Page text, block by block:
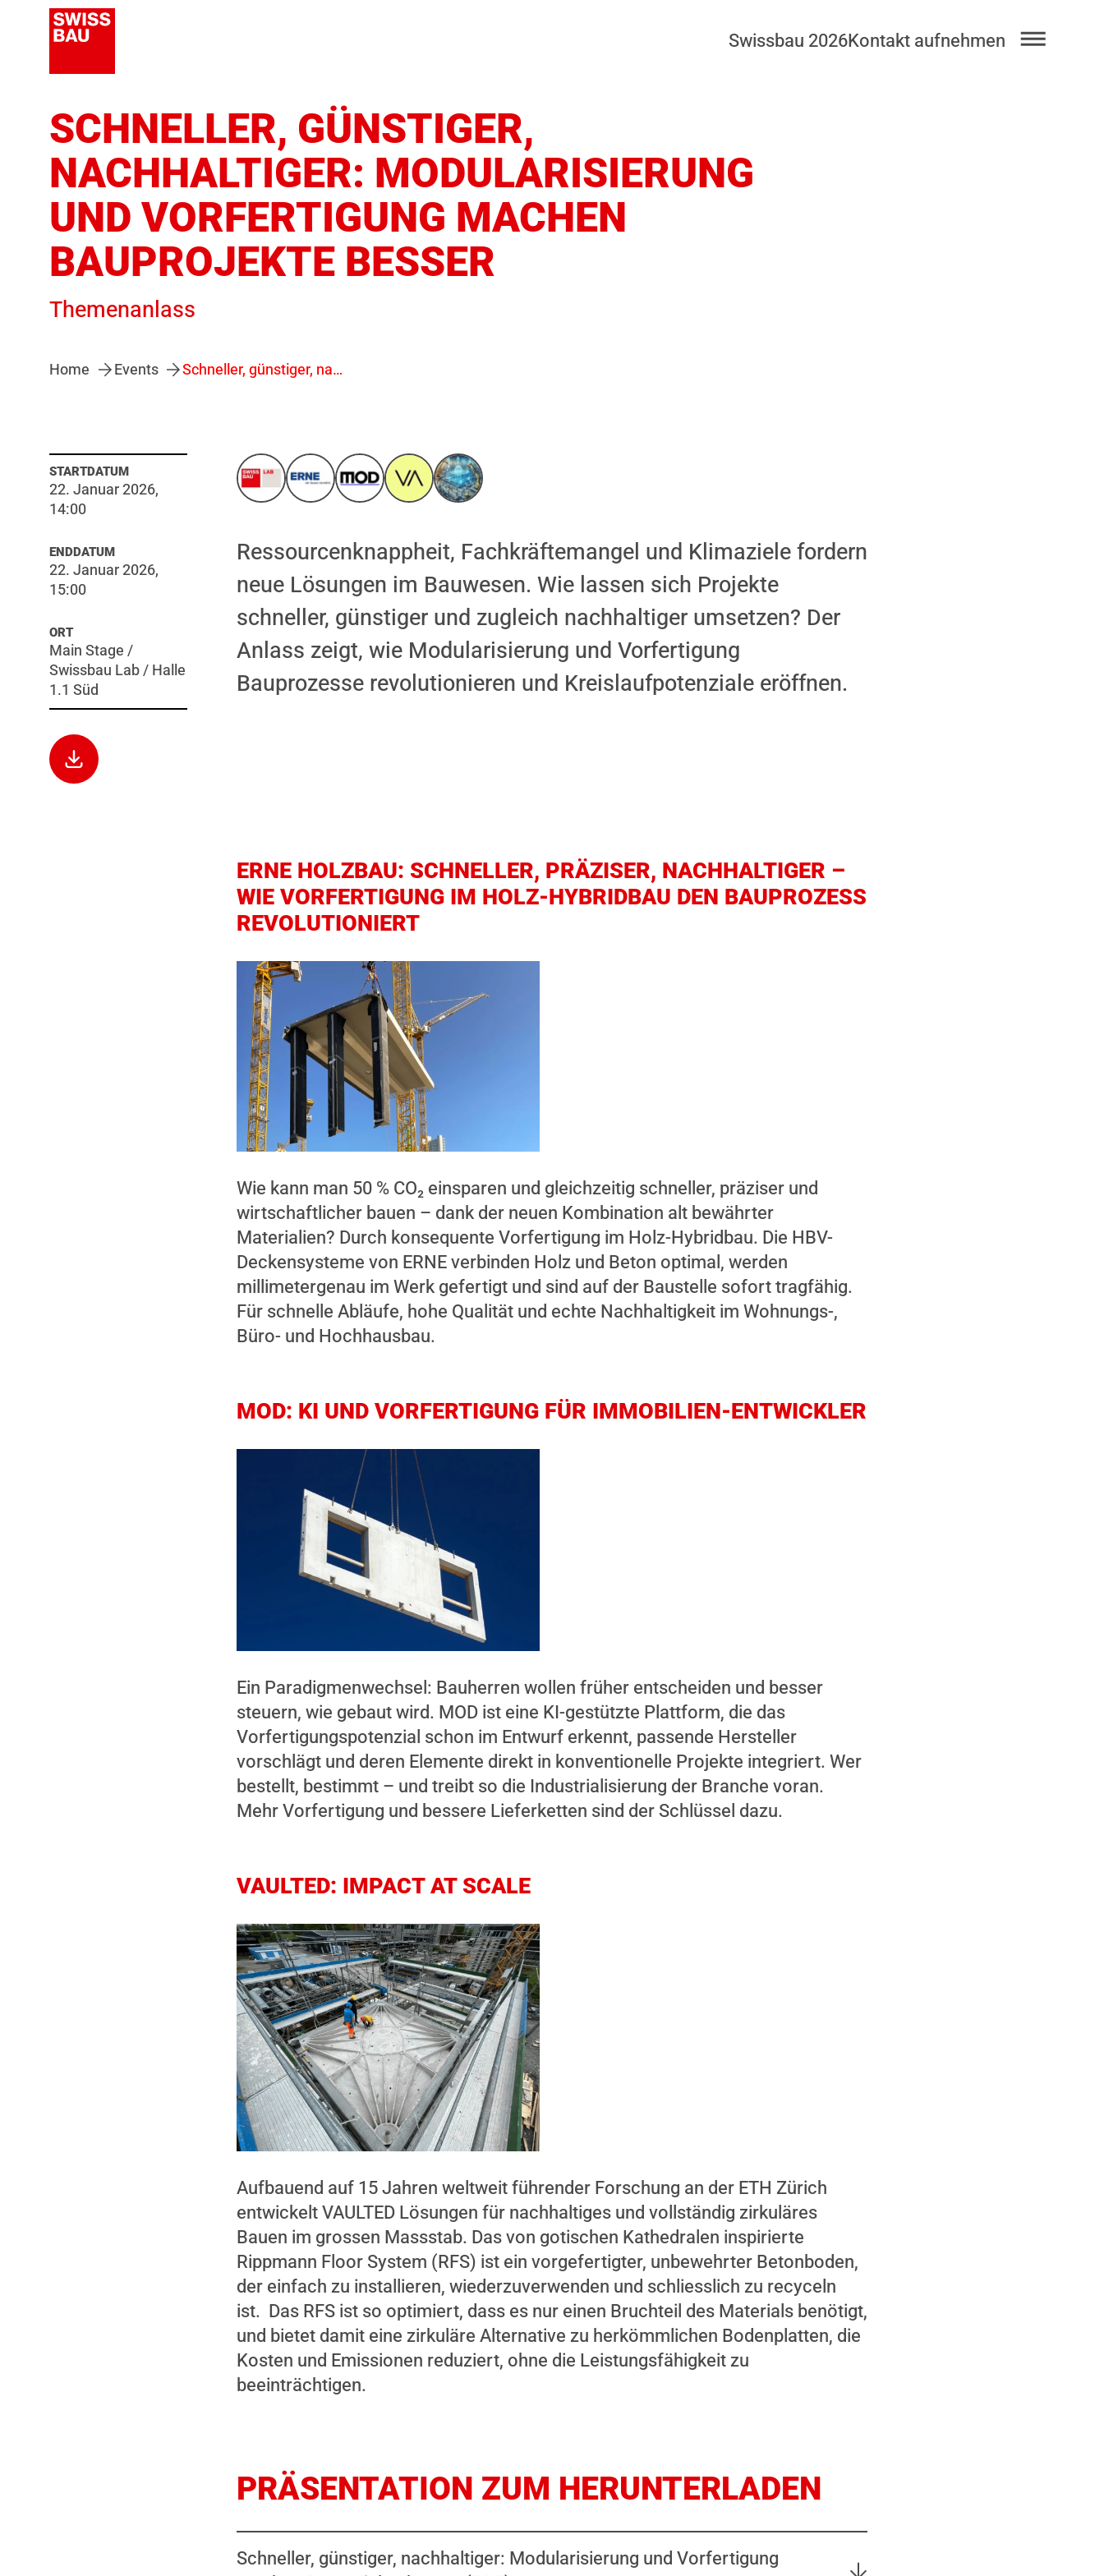
Swissbau 2026Kontakt aufnehmen
SCHNELLER, GÜNSTIGER,
NACHHALTIGER: MODULARISIERUNG
UND VORFERTIGUNG MACHEN
BAUPROJEKTE BESSER
Themenanlass
Home Events Schneller, günstiger, nachhaltiger: Modularisierung und Vorfertigung machen Bauprojekte besser
STARTDATUM
22. Januar 2026,
14:00
ENDDATUM
22. Januar 2026,
15:00
ORT
Main Stage /
Swissbau Lab / Halle
1.1 Süd
Ressourcenknappheit, Fachkräftemangel und Klimaziele fordern
neue Lösungen im Bauwesen. Wie lassen sich Projekte
schneller, günstiger und zugleich nachhaltiger umsetzen? Der
Anlass zeigt, wie Modularisierung und Vorfertigung
Bauprozesse revolutionieren und Kreislaufpotenziale eröffnen.
gegeben haben. Durch das Laden des Inhalts, akzeptieren Sie Marketing-
Cookies.
ERNE HOLZBAU: SCHNELLER, PRÄZISER, NACHHALTIGER –
WIE VORFERTIGUNG IM HOLZ-HYBRIDBAU DEN BAUPROZESS
REVOLUTIONIERT
Wie kann man 50 % CO₂ einsparen und gleichzeitig schneller, präziser und
wirtschaftlicher bauen – dank der neuen Kombination alt bewährter
Materialien? Durch konsequente Vorfertigung im Holz-Hybridbau. Die HBV-
Deckensysteme von ERNE verbinden Holz und Beton optimal, werden
millimetergenau im Werk gefertigt und sind auf der Baustelle sofort tragfähig.
Für schnelle Abläufe, hohe Qualität und echte Nachhaltigkeit im Wohnungs-,
Büro- und Hochhausbau.
MOD: KI UND VORFERTIGUNG FÜR IMMOBILIEN-ENTWICKLER
Ein Paradigmenwechsel: Bauherren wollen früher entscheiden und besser
steuern, wie gebaut wird. MOD ist eine KI-gestützte Plattform, die das
Vorfertigungspotenzial schon im Entwurf erkennt, passende Hersteller
vorschlägt und deren Elemente direkt in konventionelle Projekte integriert. Wer
bestellt, bestimmt – und treibt so die Industrialisierung der Branche voran.
Mehr Vorfertigung und bessere Lieferketten sind der Schlüssel dazu.
VAULTED: IMPACT AT SCALE
Aufbauend auf 15 Jahren weltweit führender Forschung an der ETH Zürich
entwickelt VAULTED Lösungen für nachhaltiges und vollständig zirkuläres
Bauen im grossen Massstab. Das von gotischen Kathedralen inspirierte
Rippmann Floor System (RFS) ist ein vorgefertigter, unbewehrter Betonboden,
der einfach zu installieren, wiederzuverwenden und schliesslich zu recyceln
ist. Das RFS ist so optimiert, dass es nur einen Bruchteil des Materials benötigt,
und bietet damit eine zirkuläre Alternative zu herkömmlichen Bodenplatten, die
Kosten und Emissionen reduziert, ohne die Leistungsfähigkeit zu
beeinträchtigen.
PRÄSENTATION ZUM HERUNTERLADEN
Schneller, günstiger, nachhaltiger: Modularisierung und Vorfertigung